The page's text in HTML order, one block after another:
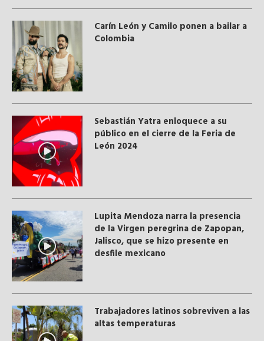
Carín León y Camilo ponen a bailar a
Colombia
Sebastián Yatra enloquece a su
público en el cierre de la Feria de
León 2024
Lupita Mendoza narra la presencia
de la Virgen peregrina de Zapopan,
Jalisco, que se hizo presente en
desfile mexicano
Trabajadores latinos sobreviven a las
altas temperaturas